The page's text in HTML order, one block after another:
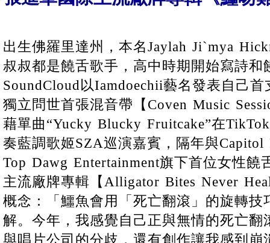
出生佛羅里達州，本名Jaylah Ji`mya
叔叔都是饒舌歌手，高中時期開始寫詩和
SoundCloud以Iamdoechii藝名發表自己
獨立問世首張混音帶【Coven Music
藉單曲“Yucky Blucky Fruitcake”在
奏藍調歌姬SZA巡演嘉賓，隔年與Capitol
Top Dawg Entertainment旗下首位女性饒
主流廠牌專輯【Alligator Bites Never
概念：「鱷魚會用「死亡翻滾」的旋轉技
解。今年，我感覺自己正與無情的死亡翻
與唱片公司的分歧，還有創作讓我感到崩